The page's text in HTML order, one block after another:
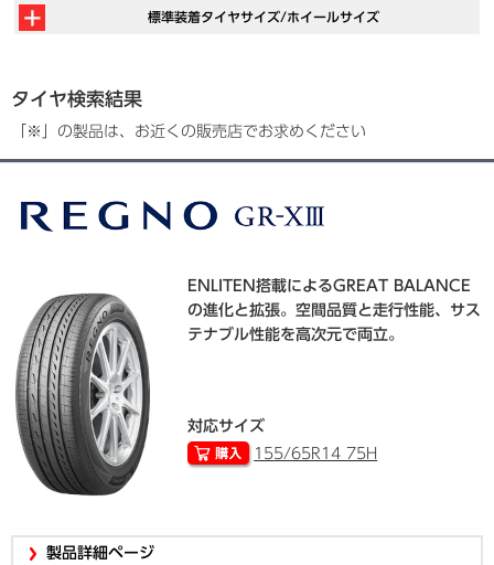
標準装着タイヤサイズ/ホイールサイズ
タイヤ検索結果
「※」の製品は、お近くの販売店でお求めください
ENLITEN搭載によるGREAT BALANCE
の進化と拡張。空間品質と走行性能、サス
テナブル性能を高次元で両立。
対応サイズ
155/65R14 75H
製品詳細ページ